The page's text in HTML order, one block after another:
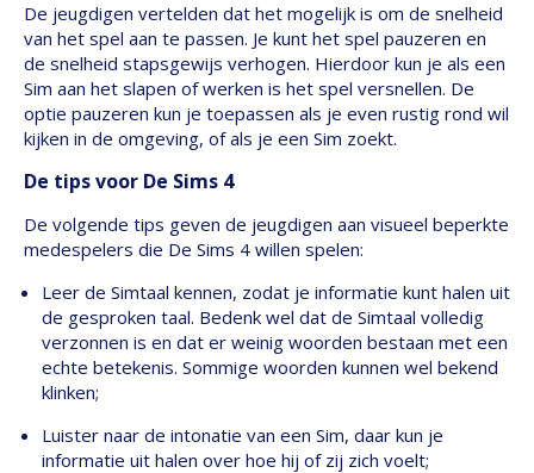
De jeugdigen vertelden dat het mogelijk is om de snelheid
van het spel aan te passen. Je kunt het spel pauzeren en
de snelheid stapsgewijs verhogen. Hierdoor kun je als een
Sim aan het slapen of werken is het spel versnellen. De
optie pauzeren kun je toepassen als je even rustig rond wil
kijken in de omgeving, of als je een Sim zoekt.
De tips voor De Sims 4
De volgende tips geven de jeugdigen aan visueel beperkte
medespelers die De Sims 4 willen spelen:
Leer de Simtaal kennen, zodat je informatie kunt halen uit
de gesproken taal. Bedenk wel dat de Simtaal volledig
verzonnen is en dat er weinig woorden bestaan met een
echte betekenis. Sommige woorden kunnen wel bekend
klinken;
Luister naar de intonatie van een Sim, daar kun je
informatie uit halen over hoe hij of zij zich voelt;